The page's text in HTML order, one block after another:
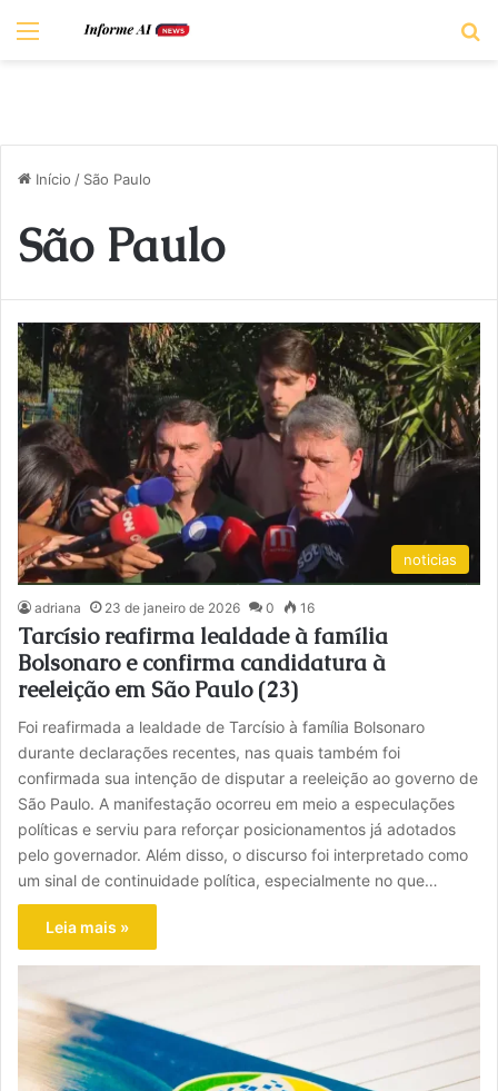
Menu
Início / São Paulo
São Paulo
noticias
adriana 23 de janeiro de 2026 0 16
Tarcísio reafirma lealdade à família
Bolsonaro e confirma candidatura à
reeleição em São Paulo (23)
Foi reafirmada a lealdade de Tarcísio à família Bolsonaro
durante declarações recentes, nas quais também foi
confirmada sua intenção de disputar a reeleição ao governo de
São Paulo. A manifestação ocorreu em meio a especulações
políticas e serviu para reforçar posicionamentos já adotados
pelo governador. Além disso, o discurso foi interpretado como
um sinal de continuidade política, especialmente no que…
Leia mais »